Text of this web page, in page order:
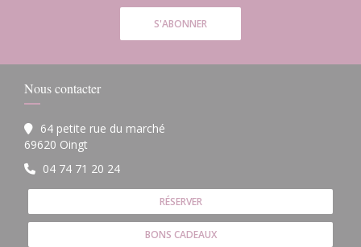
S'ABONNER
Nous contacter
64 petite rue du marché
69620 Oingt
04 74 71 20 24
RÉSERVER
BONS CADEAUX